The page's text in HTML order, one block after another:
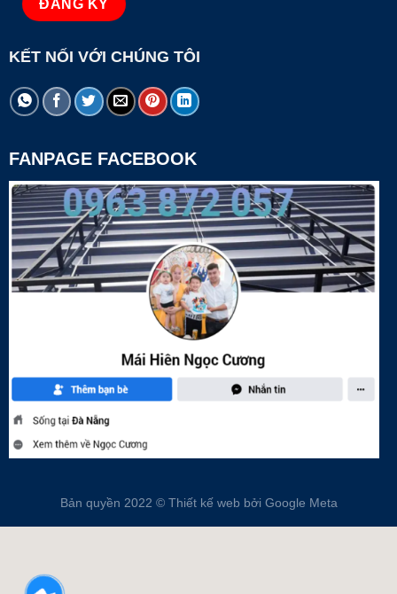
KẾT NỐI VỚI CHÚNG TÔI
FANPAGE FACEBOOK
Bản quyền 2022 © Thiết kế web bởi Google Meta